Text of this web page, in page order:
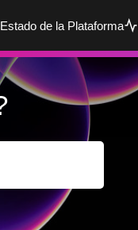
Estado de la Plataforma